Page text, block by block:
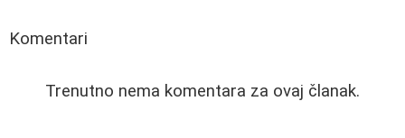
Komentari
Trenutno nema komentara za ovaj članak.